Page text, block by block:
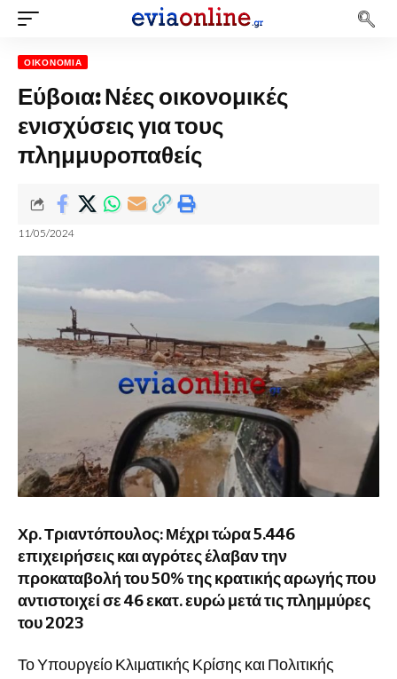
ΟΙΚΟΝΟΜΊΑ
Εύβοια: Νέες οικονομικές
ενισχύσεις για τους
πλημμυροπαθείς
11/05/2024
Χρ. Τριαντόπουλος: Μέχρι τώρα 5.446
επιχειρήσεις και αγρότες έλαβαν την
προκαταβολή του 50% της κρατικής αρωγής που
αντιστοιχεί σε 46 εκατ. ευρώ μετά τις πλημμύρες
του 2023
Το Υπουργείο Κλιματικής Κρίσης και Πολιτικής